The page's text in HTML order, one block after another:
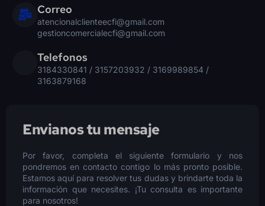
Correo
atencionalclienteecfi@gmail.com
gestioncomercialecfi@gmail.com
Telefonos
3184330841 / 3157203932 / 3169989854 /
3163879168
Envianos tu mensaje
Por favor, completa el siguiente formulario y nos
pondremos en contacto contigo lo más pronto posible.
Estamos aquí para resolver tus dudas y brindarte toda la
información que necesites. ¡Tu consulta es importante
para nosotros!